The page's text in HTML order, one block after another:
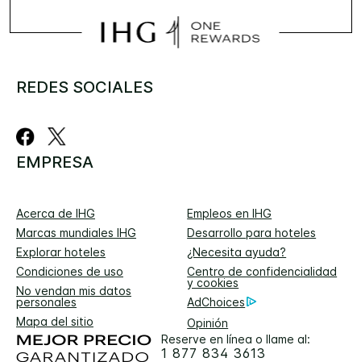
REDES SOCIALES
EMPRESA
Acerca de IHG
Empleos en IHG
Marcas mundiales IHG
Desarrollo para hoteles
Explorar hoteles
¿Necesita ayuda?
Condiciones de uso
Centro de confidencialidad
y cookies
No vendan mis datos
personales
AdChoices
Mapa del sitio
Opinión
Reserve en línea o llame al:
1 877 834 3613